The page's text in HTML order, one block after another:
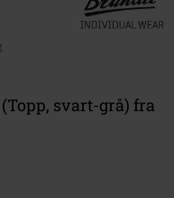
svart-grå) fra